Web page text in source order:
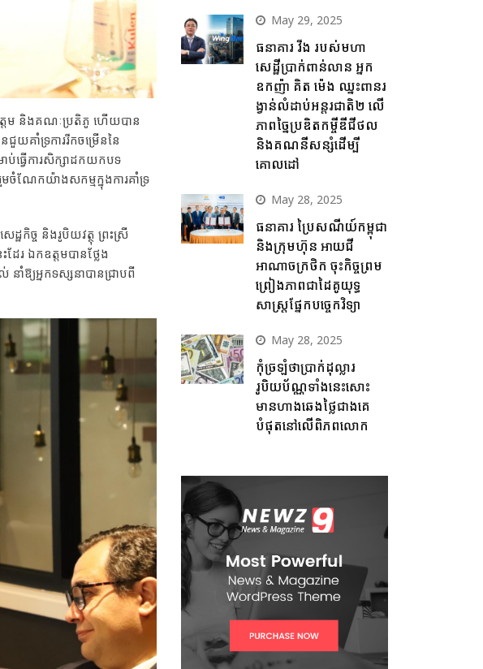
តម និងគណៈប្រតិភូ ហើយបាន
ជួយគាំទ្រការរីកចម្រើននៃ
ប់ធ្វើការសិក្សាដកយកបទ
ណែកយ៉ាងសកម្មក្នុងការគាំទ្រ
ដ្ឋកិច្ច និងរូបិយវត្ថុ ព្រះស្រី
ែរ ឯកឧត្តមបានថ្លែង
ាំឱ្យអ្នកទស្សនាបានជ្រាបពី
May 29, 2025
ធនាគារ វីង របស់មហា
សេដ្ឋីប្រាក់ពាន់លាន អ្នក
ឧកញ៉ា គិត ម៉េង ឈ្នះពានរ
ង្វាន់លំដាប់អន្តរជាតិ២ លើ
ភាពច្នៃប្រឌិតកម្ចីឌីជីថល
និងគណនីសន្សំដើម្បី
គោលដៅ
May 28, 2025
ធនាគារ ប្រៃសណីយ៍កម្ពុជា
និងក្រុមហ៊ុន អាយជី
អាណាចក្រថិក ចុះកិច្ចព្រម
ព្រៀងភាពជាដៃគូយុទ្ធ
សាស្ត្រផ្នែកបច្ចេកវិទ្យា
May 28, 2025
កុំច្រឡំថាប្រាក់ដុល្លារ
រូបិយប័ណ្ណទាំងនេះសោះ
មានហាងឆេងថ្លៃជាងគេ
បំផុតនៅលើពិភពលោក